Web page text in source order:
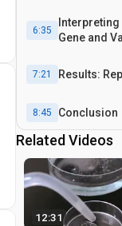
6:35
Interpreting
Gene and
7:21 Results:
8:45 Conclusion
Related Videos
12:31